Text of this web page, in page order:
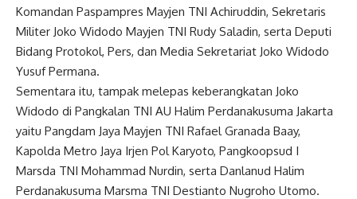
Komandan Paspampres Mayjen TNI Achiruddin, Sekretaris
Militer Joko Widodo Mayjen TNI Rudy Saladin, serta Deputi
Bidang Protokol, Pers, dan Media Sekretariat Joko Widodo
Yusuf Permana.
Sementara itu, tampak melepas keberangkatan Joko
Widodo di Pangkalan TNI AU Halim Perdanakusuma Jakarta
yaitu Pangdam Jaya Mayjen TNI Rafael Granada Baay,
Kapolda Metro Jaya Irjen Pol Karyoto, Pangkoopsud I
Marsda TNI Mohammad Nurdin, serta Danlanud Halim
Perdanakusuma Marsma TNI Destianto Nugroho Utomo.